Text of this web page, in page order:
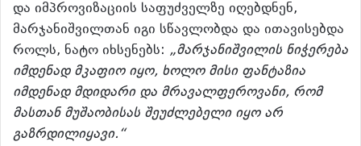
და იმპროვიზაციის საფუძველზე იღებდნენ,
მარჯანიშვილთან იგი სწავლობდა და ითავისებდა
როლს, ნატო იხსენებს: „მარჯანიშვილის ნიჭერება
იმდენად მკაფიო იყო, ხოლო მისი ფანტაზია
იმდენად მდიდარი და მრავალფეროვანი, რომ
მასთან მუშაობისას შეუძლებელი იყო არ
გაზრდილიყავი.“